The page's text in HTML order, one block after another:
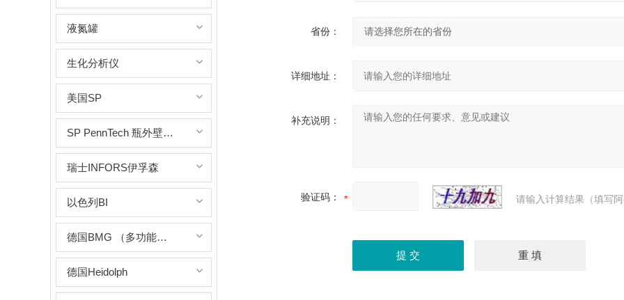
液氮罐
生化分析仪
美国SP
SP PennTech 瓶外壁清洗机
瑞士INFORS伊孚森
以色列BI
德国BMG （多功能酶标仪）
德国Heidolph
省份：
详细地址：
补充说明：
验证码： 请输入计算结果（填写